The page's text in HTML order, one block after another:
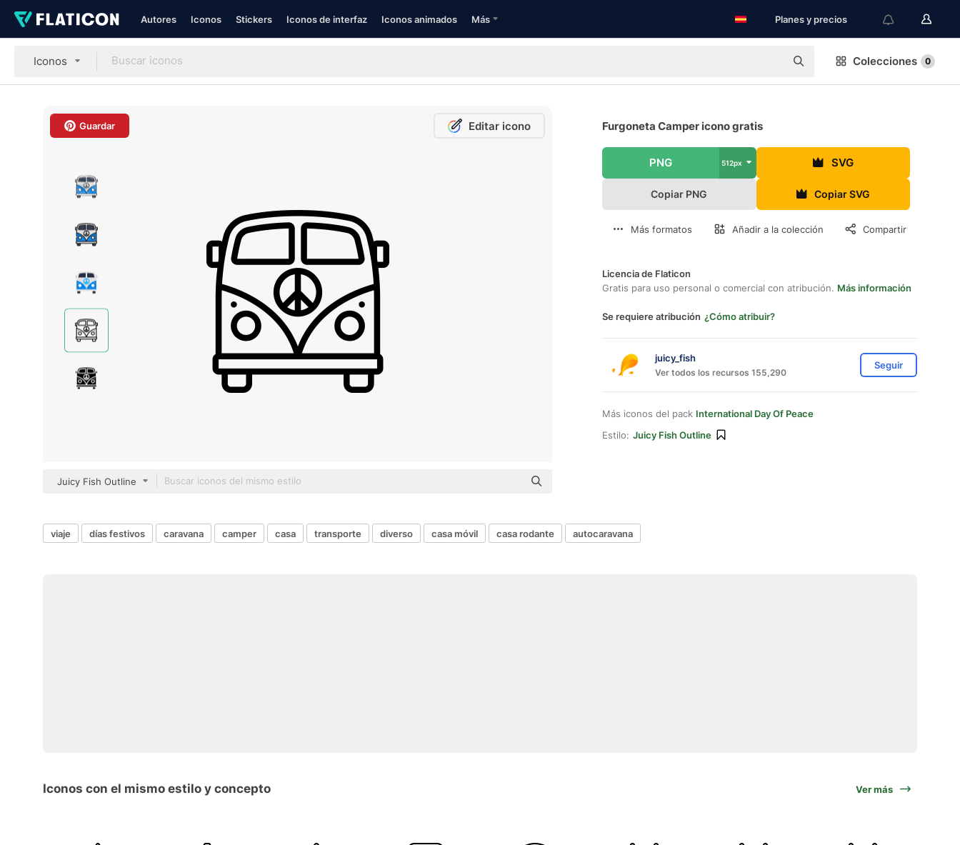
Autores Iconos Stickers Iconos de interfaz Iconos animados Más Planes y precios
Iconos Colecciones 0
Guardar Editar icono
Juicy Fish Outline
Furgoneta Camper icono gratis
PNG 512px SVG
Copiar PNG Copiar SVG
Más formatos Añadir a la colección Compartir
Licencia de Flaticon
Gratis para uso personal o comercial con atribución. Más información
Se requiere atribución ¿Cómo atribuir?
juicy_fish
Ver todos los recursos 155,290
Seguir
Más iconos del pack International Day Of Peace
Estilo: Juicy Fish Outline
viaje días festivos caravana camper casa transporte diverso casa móvil casa rodante autocaravana
Iconos con el mismo estilo y concepto Ver más